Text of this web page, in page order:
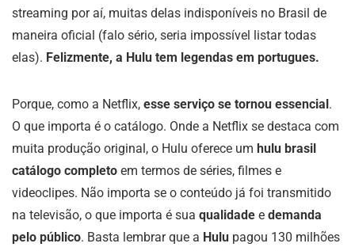
streaming por aí, muitas delas indisponíveis no Brasil de
maneira oficial (falo sério, seria impossível listar todas
elas). Felizmente, a Hulu tem legendas em portugues.
Porque, como a Netflix, esse serviço se tornou essencial .
O que importa é o catálogo. Onde a Netflix se destaca com
muita produção original, o Hulu oferece um hulu brasil
catálogo completo em termos de séries, filmes e
videoclipes. Não importa se o conteúdo já foi transmitido
na televisão, o que importa é sua qualidade e demanda
pelo público. Basta lembrar que a Hulu pagou 130 milhões